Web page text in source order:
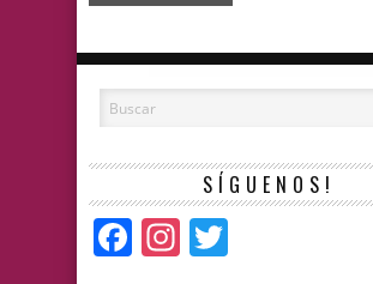
SÍGUENOS!
Facebook
Instagram